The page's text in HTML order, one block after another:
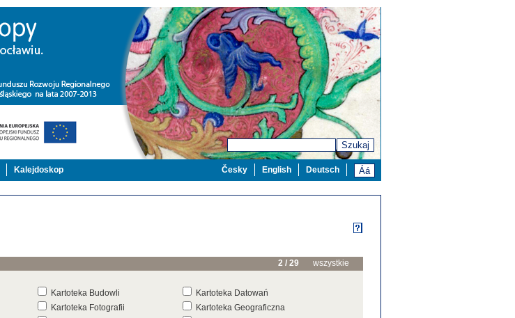
Szukaj
Kalejdoskop Deutsch
English
Česky
2 / 29 wszystkie
Kartoteka Budowli
Kartoteka Datowań
Kartoteka Fotografii
Kartoteka Geograficzna